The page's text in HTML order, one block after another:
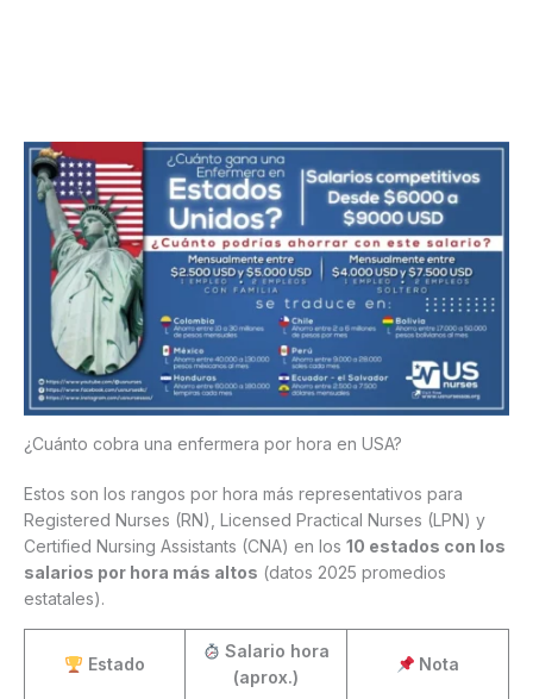
¿Cuánto cobra una enfermera por hora en USA?
Estos son los rangos por hora más representativos para
Registered Nurses (RN), Licensed Practical Nurses (LPN) y
Certified Nursing Assistants (CNA) en los 10 estados con los
salarios por hora más altos (datos 2025 promedios
estatales).
Estado
Salario hora
(aprox.)
Nota